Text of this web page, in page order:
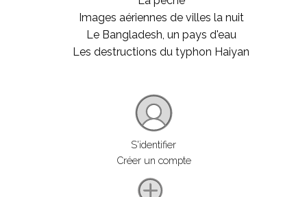
Images aériennes de villes la nuit
Le Bangladesh, un pays d'eau
Les destructions du typhon Haiyan
S'identifier
Créer un compte